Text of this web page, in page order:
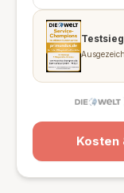
Kosten